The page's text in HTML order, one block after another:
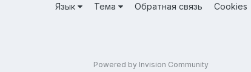
Язык Тема Обратная связь
Cookies
Powered by Invision Community